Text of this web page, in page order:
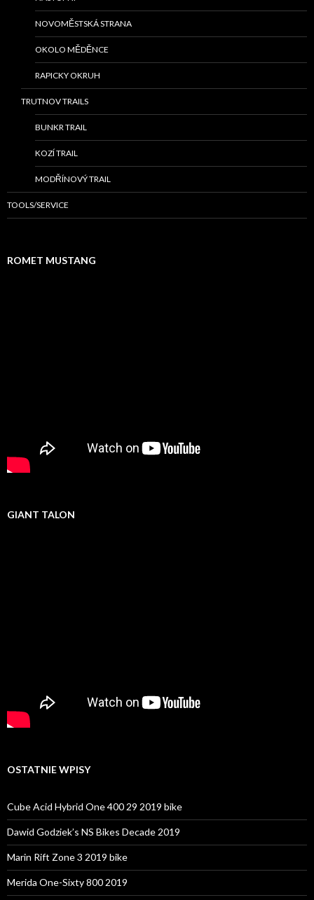
NOVOMĚSTSKÁ STRANA
OKOLO MĚDĚNCE
RAPICKY OKRUH
TRUTNOV TRAILS
BUNKR TRAIL
KOZÍ TRAIL
MODŘÍNOVÝ TRAIL
TOOLS/SERVICE
ROMET MUSTANG
GIANT TALON
OSTATNIE WPISY
Cube Acid Hybrid One 400 29 2019 bike
Dawid Godziek’s NS Bikes Decade 2019
Marin Rift Zone 3 2019 bike
Merida One-Sixty 800 2019